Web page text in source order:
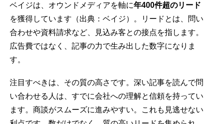
ベイジは、オウンドメディアを軸に年400件超のリード
を獲得しています（出典：ベイジ）。リードとは、問い
合わせや資料請求など、見込み客との接点を指します。
広告費ではなく、記事の力で生み出した数字になりま
す。
注目すべきは、その質の高さです。深い記事を読んで問
い合わせる人は、すでに会社への理解と信頼を持ってい
ます。商談がスムーズに進みやすい。これも見逃せない